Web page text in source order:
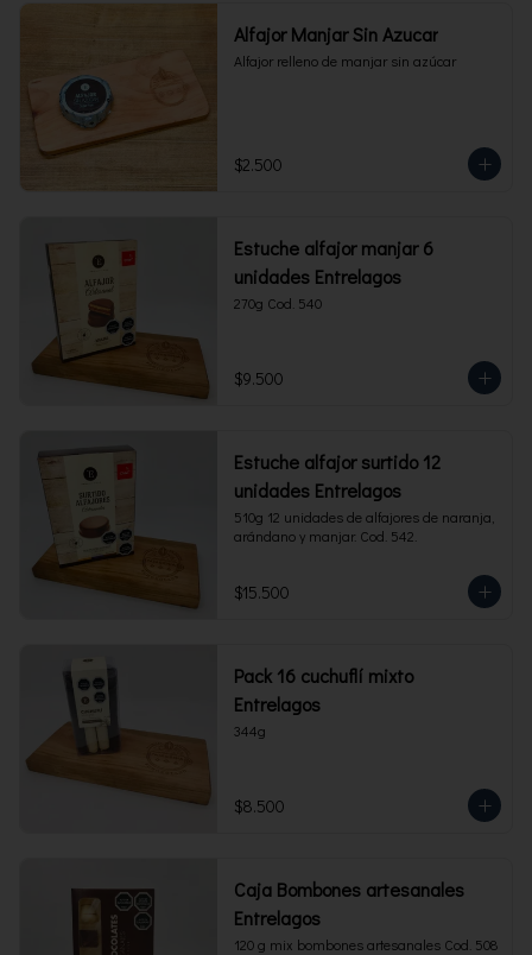
Alfajor Manjar Sin Azucar
Alfajor relleno de manjar sin azúcar
$2.500
Estuche alfajor manjar 6
unidades Entrelagos
270g Cod. 540
$9.500
Estuche alfajor surtido 12
unidades Entrelagos
510g 12 unidades de alfajores de naranja,
arándano y manjar. Cod. 542.
$15.500
Pack 16 cuchuflí mixto
Entrelagos
344g
$8.500
Caja Bombones artesanales
Entrelagos
120 g mix bombones artesanales Cod. 508